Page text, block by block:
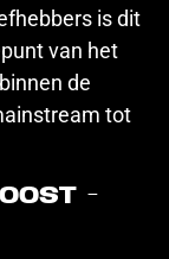
is dit
van het
de
tot
–